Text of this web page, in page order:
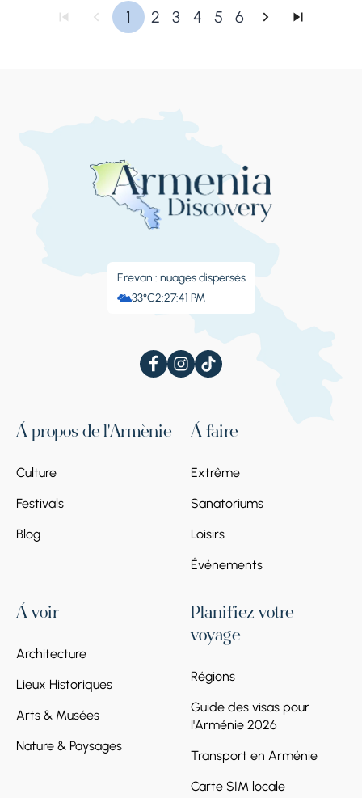
1 2 3 4 5 6
Erevan : nuages ​​dispersés
33°C2:27:41 PM
À propos de l'Arménie
Culture
Festivals
Blog
À faire
Extrême
Sanatoriums
Loisirs
Événements
À voir
Architecture
Lieux Historiques
Arts & Musées
Nature & Paysages
Planifiez votre
voyage
Régions
Guide des visas pour
l'Arménie 2026
Transport en Arménie
Carte SIM locale